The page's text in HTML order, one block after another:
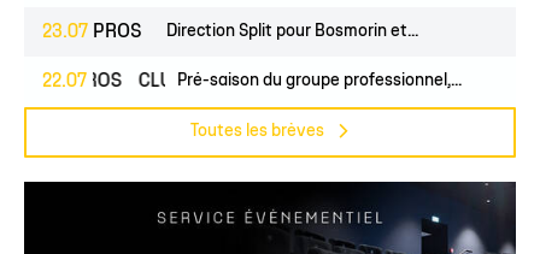
24.07 CLUB Avec Grégory Coutanceau, l'aventure...
24.07
PROS CLUB Billetterie, les dates de mises en...
Direction Split pour Bosmorin et...
22.07
PROS CLUB
Toutes les brèves